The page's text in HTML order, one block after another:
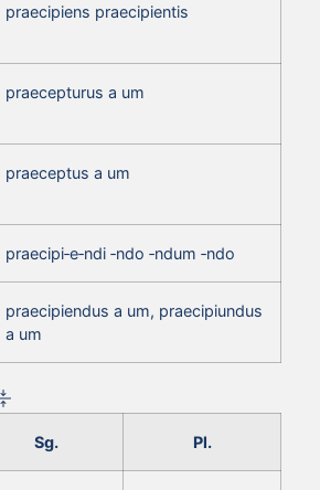
praecipiens praecipientis
praecepturus a um
praeceptus a um
praecipi‑e‑ndi ‑ndo ‑ndum ‑ndo
praecipiendus a um, praecipiundus
a um
Sg. Pl.